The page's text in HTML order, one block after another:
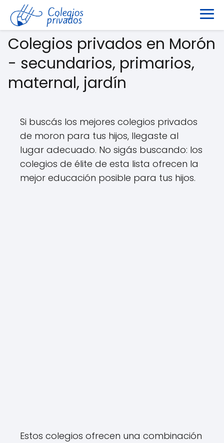
Colegios privados en Morón
- secundarios, primarios,
maternal, jardín
Si buscás los mejores colegios privados
de moron para tus hijos, llegaste al
lugar adecuado. No sigás buscando: los
colegios de élite de esta lista ofrecen la
mejor educación posible para tus hijos.
Estos colegios ofrecen una combinación